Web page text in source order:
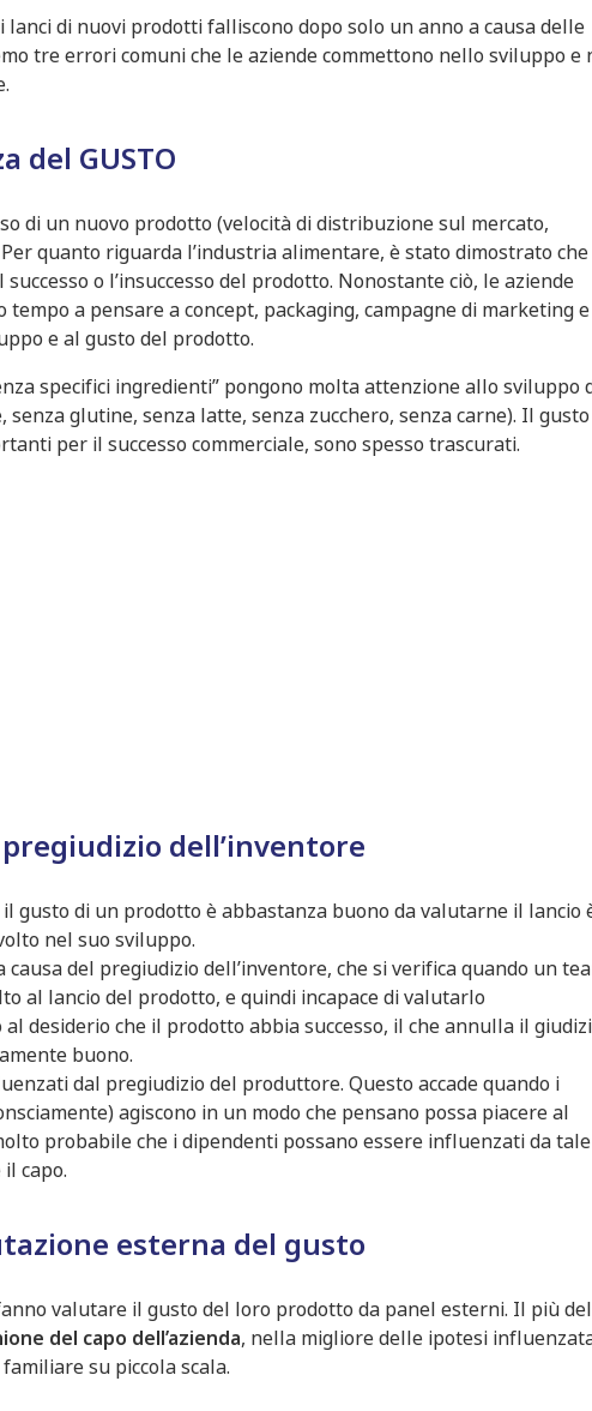
di nuovi prodotti falliscono dopo solo un anno a causa delle
tre errori comuni che le aziende commettono nello sviluppo e
del GUSTO
di un nuovo prodotto (velocità di distribuzione sul mercato,
quanto riguarda l’industria alimentare, è stato dimostrato
o l’insuccesso del prodotto. Nonostante ciò, le aziende
a pensare a concept, packaging, campagne di marketing e
e al gusto del prodotto.
specifici ingredienti” pongono molta attenzione allo sviluppo
glutine, senza latte, senza zucchero, senza carne). Il gusto
per il successo commerciale, sono spesso trascurati.
dell’inventore
gusto di un prodotto è abbastanza buono da valutarne il lancio
nel suo sviluppo.
del pregiudizio dell’inventore, che si verifica quando un
al lancio del prodotto, e quindi incapace di valutarlo
desiderio che il prodotto abbia successo, il che annulla il
buono.
dal pregiudizio del produttore. Questo accade quando i
agiscono in un modo che pensano possa piacere al
probabile che i dipendenti possano essere influenzati da tale
capo.
esterna del gusto
valutare il gusto del loro prodotto da panel esterni. Il più
del capo dell’azienda, nella migliore delle ipotesi
su piccola scala.